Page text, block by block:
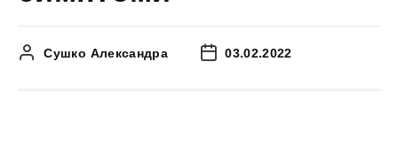
Сушко Александра 03.02.2022